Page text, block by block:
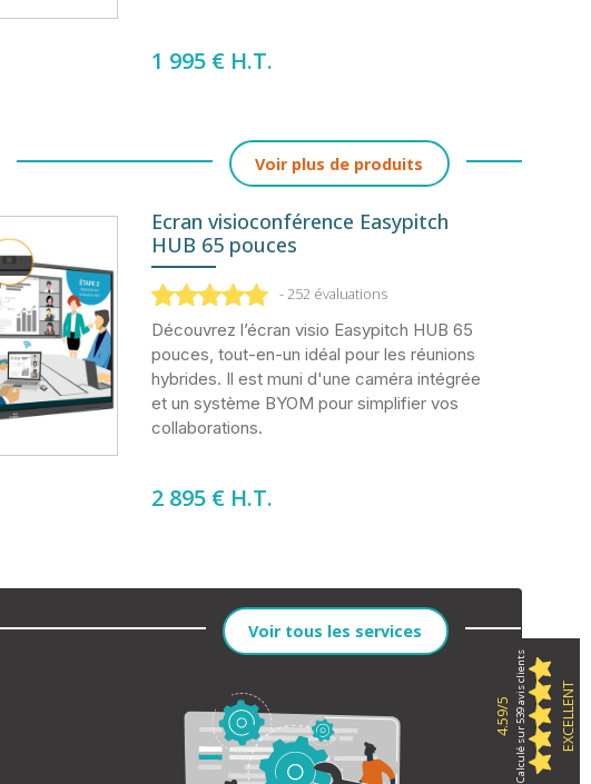
1 995 € H.T.
Voir plus de produits
Ecran visioconférence Easypitch
HUB 65 pouces
- 252 évaluations
Découvrez l’écran visio Easypitch HUB 65
pouces, tout-en-un idéal pour les réunions
hybrides. Il est muni d'une caméra intégrée
et un système BYOM pour simplifier vos
collaborations.
2 895 € H.T.
Voir tous les services
4.59/5 Calculé sur 539 avis clients EXCELLENT